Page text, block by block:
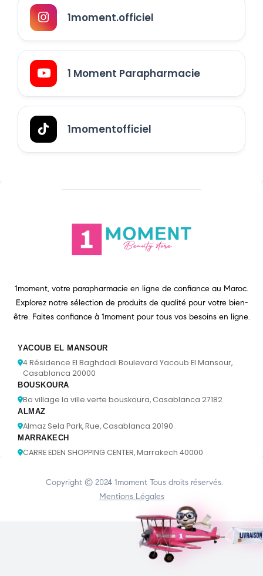
1moment.officiel
1 Moment Parapharmacie
1momentofficiel
1moment, votre parapharmacie en ligne de confiance au Maroc.
Explorez notre sélection de produits de qualité pour votre bien-
être. Faites confiance à 1moment pour tous vos besoins en ligne.
YACOUB EL MANSOUR
4 Résidence El Baghdadi Boulevard Yacoub El Mansour,
Casablanca 20000
BOUSKOURA
Bo village la ville verte bouskoura, Casablanca 27182
ALMAZ
Almaz Sela Park, Rue, Casablanca 20190
MARRAKECH
CARRE EDEN SHOPPING CENTER, Marrakech 40000
Copyright © 2024 1moment Tous droits réservés.
Mentions Légales